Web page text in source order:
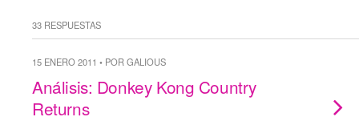
33 RESPUESTAS
15 ENERO 2011 • POR GALIOUS
Análisis: Donkey Kong Country
Returns